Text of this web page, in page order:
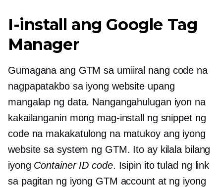
I-install ang Google Tag
Manager
Gumagana ang GTM sa umiiral nang code na
nagpapatakbo sa iyong website upang
mangalap ng data. Nangangahulugan iyon na
kakailanganin mong mag-install ng snippet ng
code na makakatulong na matukoy ang iyong
website sa system ng GTM. Ito ay kilala bilang
iyong Container ID code. Isipin ito tulad ng link
sa pagitan ng iyong GTM account at ng iyong